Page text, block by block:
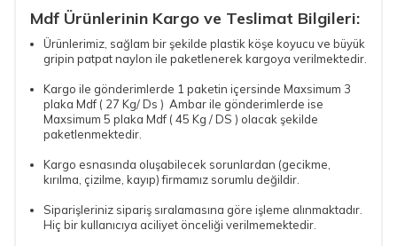
Mdf Ürünlerinin Kargo ve Teslimat Bilgileri:
Ürünlerimiz, sağlam bir şekilde plastik köşe koyucu ve büyük
gripin patpat naylon ile paketlenerek kargoya verilmektedir.
Kargo ile gönderimlerde 1 paketin içersinde Maxsimum 3
plaka Mdf ( 27 Kg/ Ds ) Ambar ile gönderimlerde ise
Maxsimum 5 plaka Mdf ( 45 Kg / DS ) olacak şekilde
paketlenmektedir.
Kargo esnasında oluşabilecek sorunlardan (gecikme,
kırılma, çizilme, kayıp) firmamız sorumlu değildir.
Siparişleriniz sipariş sıralamasına göre işleme alınmaktadır.
Hiç bir kullanıcıya aciliyet önceliği verilmemektedir.